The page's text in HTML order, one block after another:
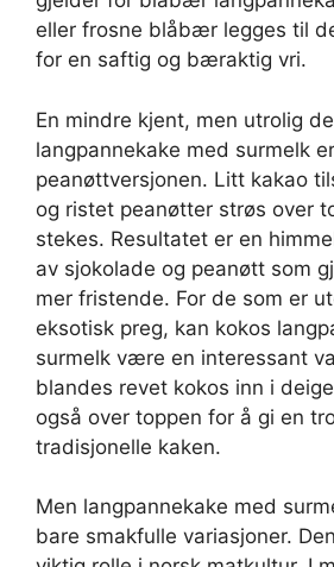
eller frosne blåbær legges til
for en saftig og bæraktig vri.
En mindre kjent, men utrolig
langpannekake med surmelk
peanøttversjonen. Litt kakao
og ristet peanøtter strøs over
stekes. Resultatet er en
av sjokolade og peanøtt som
mer fristende. For de som er
eksotisk preg, kan kokos
surmelk være en interessant
blandes revet kokos inn i
også over toppen for å gi en
tradisjonelle kaken.
Men langpannekake med
bare smakfulle variasjoner.